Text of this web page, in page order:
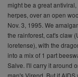
might be a great
herpes, over an open
Nov. 3, 1995. We
the rainforest, cat's claw
loretense), with the
into a mix of 1 part
Salve. I'll carry it around
man's Virend. But if